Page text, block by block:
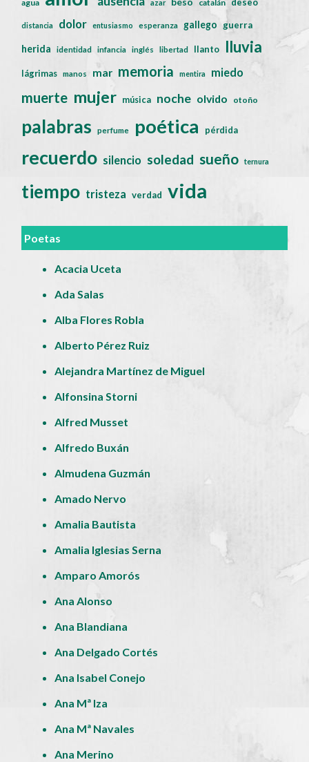
agua azar catalán deseo
distancia dolor entusiasmo esperanza gallego guerra
herida identidad infancia inglés libertad llanto lluvia
lágrimas manos mar memoria mentira miedo
muerte mujer música noche olvido otoño
palabras perfume poética pérdida
recuerdo silencio soledad sueño ternura
tiempo tristeza verdad vida
Poetas
Acacia Uceta
Ada Salas
Alba Flores Robla
Alberto Pérez Ruiz
Alejandra Martínez de Miguel
Alfonsina Storni
Alfred Musset
Alfredo Buxán
Almudena Guzmán
Amado Nervo
Amalia Bautista
Amalia Iglesias Serna
Amparo Amorós
Ana Alonso
Ana Blandiana
Ana Delgado Cortés
Ana Isabel Conejo
Ana Mª Iza
Ana Mª Navales
Ana Merino